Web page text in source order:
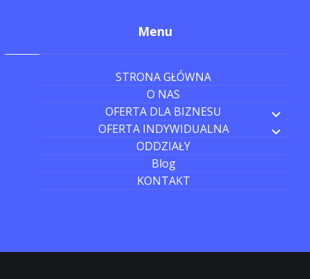
Menu
STRONA GŁÓWNA
O NAS
OFERTA DLA BIZNESU
OFERTA INDYWIDUALNA
ODDZIAŁY
Blog
KONTAKT